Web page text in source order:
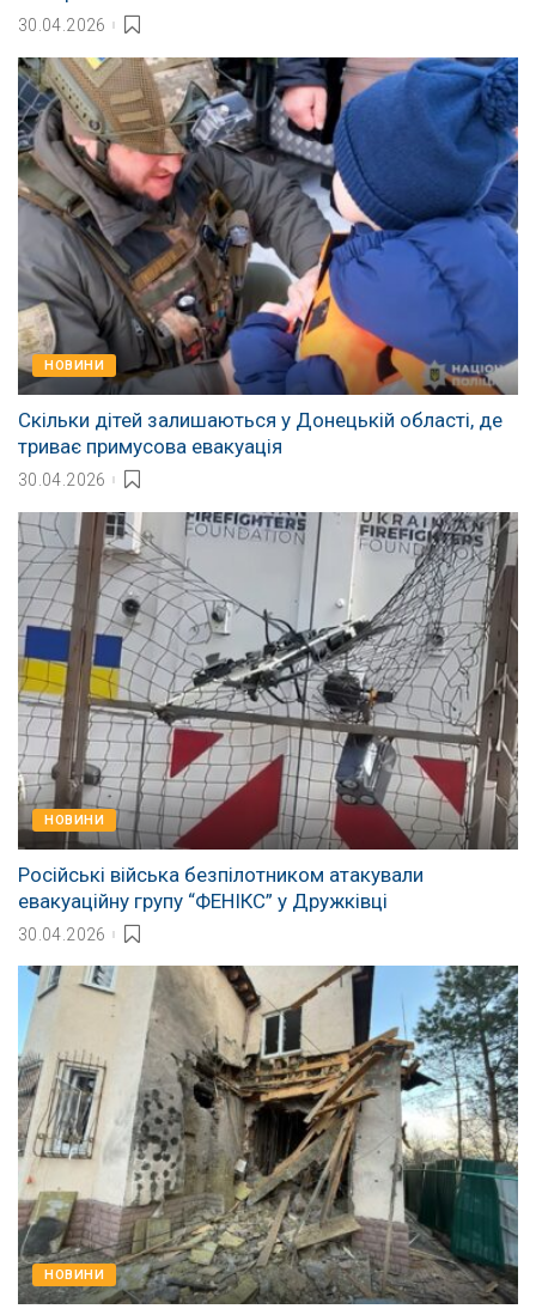
30.04.2026
НОВИНИ
Скільки дітей залишаються у Донецькій області, де
триває примусова евакуація
30.04.2026
НОВИНИ
Російські війська безпілотником атакували
евакуаційну групу “ФЕНІКС” у Дружківці
30.04.2026
НОВИНИ